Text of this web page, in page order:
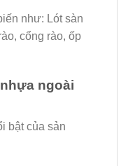
như: Lót sàn
cổng rào, ốp
ngoài
bật của sản